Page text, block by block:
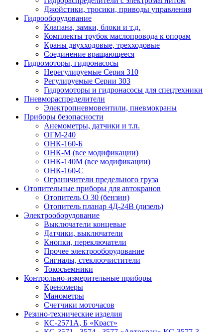
Джойстики, тросики, приводы управления
Гидрооборудование
Клапана, замки, блоки и т.д.
Комплекты трубок маслопровода к опорам
Краны двухходовые, трехходовые
Соединение вращающееся
Гидромоторы, гидронасосы
Нерегулируемые Серия 310
Регулируемые Серии 303
Гидромоторы и гидронасосы для спецтехники
Пневмораспределители
Электропневмовентили, пневмокраны
Приборы безопасности
Анемометры, датчики и т.п.
ОГМ-240
ОНК-160-Б
ОНК-М (все модификации)
ОНК-140М (все модификации)
ОНК-160-С
Ограничители предельного груза
Отопительные приборы для автокранов
Отопитель О 30 (бензин)
Отопитель планар 4Д-24В (дизель)
Электрооборудование
Выключатели концевые
Датчики, выключатели
Кнопки, переключатели
Прочее электрооборудование
Сигналы, стеклоочистители
Токосъемники
Контрольно-измерительные приборы
Креномеры
Манометры
Счетчики моточасов
Резино-технические изделия
КС-2571А, Б «Краст»